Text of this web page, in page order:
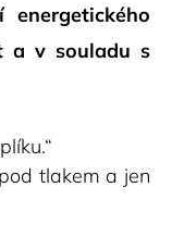
a v souladu s
tlakem a jen